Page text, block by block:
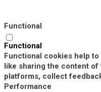
Functional
Functional
Functional cookies help
like sharing the content
platforms, collect
Performance